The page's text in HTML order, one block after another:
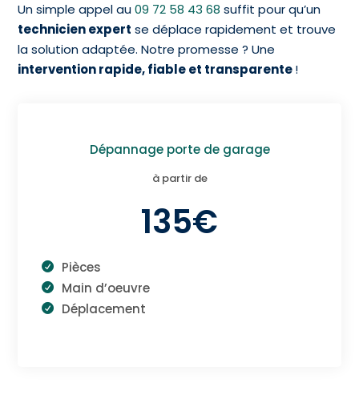
Un simple appel au09 72 58 43 68 suffit pour qu’un
technicien expert se déplace rapidement et trouve
la solution adaptée. Notre promesse ? Une
intervention rapide, fiable et transparente!
Dépannage porte de garage
à partir de
135€
Pièces
Main d’oeuvre
Déplacement